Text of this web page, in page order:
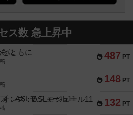
ス数 急上昇中
487 PT
ともに
148 PT
132 PT
ンズ：ASLモジュール11